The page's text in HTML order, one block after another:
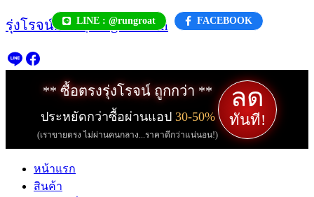
Skip
to
LINE : @rungroat FACEBOOK
รุ่งโรจน์.com | rungroat.com
** ซื้อตรงรุ่งโรจน์ ถูกกว่า **
ประหยัดกว่าซื้อผ่านแอป 30-50%
(เราขายตรง ไม่ผ่านคนกลาง...ราคาดีกว่าแน่นอน!)
ลด
ทันที!
หน้าแรก
สินค้า